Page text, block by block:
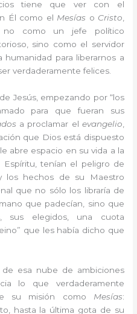
tiene que ver con el
Él como el Mesías o Cristo
no como un jefe político
sino como el servidor
para liberarnos a
verdaderamente felices.
Jesús, empezando por “los
para que fueran sus
a proclamar el evangelio
que Dios está dispuesto
abre espacio en su vida a la
Espíritu, tenían el peligro de
los hechos de su Maestro
que no sólo los libraría de
que padecían, sino que
sus elegidos, una cuota
que les había dicho que
esa nube de ambiciones
lo que verdaderamente
su misión como Mesías:
hasta la última gota de su